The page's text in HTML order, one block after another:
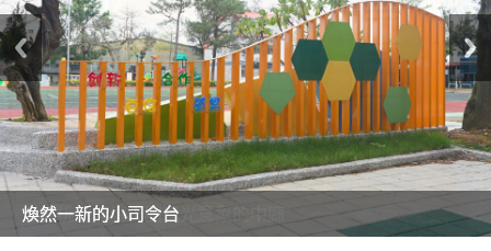
美麗的操場是我們活力的來源
美麗的操場是我們活力的來源
煥然一新的小司令台
煥然一新的小司令台
富含桃園埤塘田園風光意象的中廊
富含桃園埤塘田園風光意象的中廊
嶄新的中庭廣場
嶄新的中庭廣場
水生池生生不息
水生池生生不息